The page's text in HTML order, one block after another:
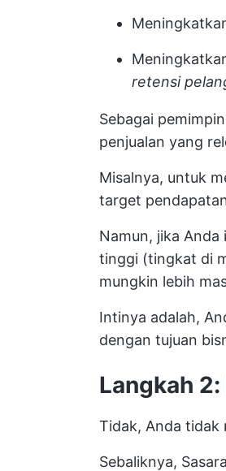
retensi
Sebagai
penjualan yang
Misalnya, untuk
target
Namun, jika
tinggi (tingkat di
mungkin lebih
Intinya adalah,
dengan tujuan
Langkah
Tidak, Anda tidak
Sebaliknya,